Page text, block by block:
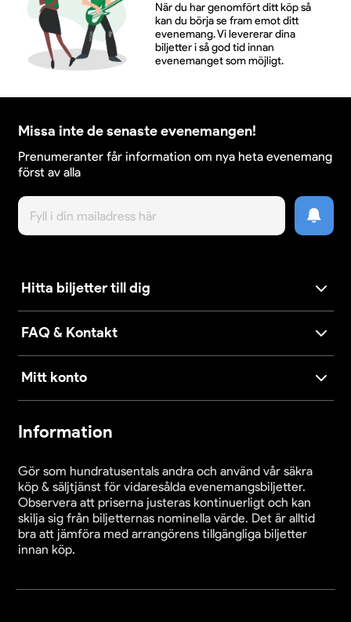
När du har genomfört ditt köp så
kan du börja se fram emot ditt
evenemang. Vi levererar dina
biljetter i så god tid innan
evenemanget som möjligt.
Missa inte de senaste evenemangen!
Prenumeranter får information om nya heta evenemang
först av alla
Hitta biljetter till dig
FAQ & Kontakt
Mitt konto
Information
Gör som hundratusentals andra och använd vår säkra
köp & säljtjänst för vidaresålda evenemangsbiljetter.
Observera att priserna justeras kontinuerligt och kan
skilja sig från biljetternas nominella värde. Det är alltid
bra att jämföra med arrangörens tillgängliga biljetter
innan köp.